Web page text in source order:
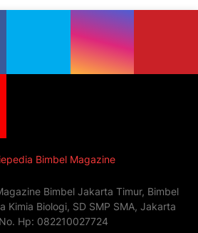
Bimbel Jakarta Timur, Bimbel
Kimia Biologi, SD SMP SMA, Jakarta
Hp: 082210027724